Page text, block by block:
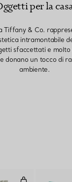
per la
Tiffany & Co.
intramontabile
sfaccettati e
donano un tocco di
ambiente.
Coperta in